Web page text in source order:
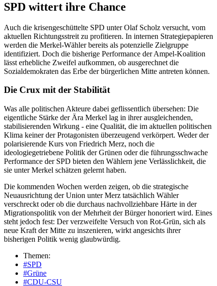
SPD wittert ihre Chance
Auch die krisengeschüttelte SPD unter Olaf Scholz versucht, vom
aktuellen Richtungsstreit zu profitieren. In internen Strategiepapieren
werden die Merkel-Wähler bereits als potenzielle Zielgruppe
identifiziert. Doch die bisherige Performance der Ampel-Koalition
lässt erhebliche Zweifel aufkommen, ob ausgerechnet die
Sozialdemokraten das Erbe der bürgerlichen Mitte antreten können.
Die Crux mit der Stabilität
Was alle politischen Akteure dabei geflissentlich übersehen: Die
eigentliche Stärke der Ära Merkel lag in ihrer ausgleichenden,
stabilisierenden Wirkung - eine Qualität, die im aktuellen politischen
Klima keiner der Protagonisten überzeugend verkörpert. Weder der
polarisierende Kurs von Friedrich Merz, noch die
ideologiegetriebene Politik der Grünen oder die führungsschwache
Performance der SPD bieten den Wählern jene Verlässlichkeit, die
sie unter Merkel schätzen gelernt haben.
Die kommenden Wochen werden zeigen, ob die strategische
Neuausrichtung der Union unter Merz tatsächlich Wähler
verschreckt oder ob die durchaus nachvollziehbare Härte in der
Migrationspolitik von der Mehrheit der Bürger honoriert wird. Eines
steht jedoch fest: Der verzweifelte Versuch von Rot-Grün, sich als
neue Kraft der Mitte zu inszenieren, wirkt angesichts ihrer
bisherigen Politik wenig glaubwürdig.
Themen:
#SPD
#Grüne
#CDU-CSU